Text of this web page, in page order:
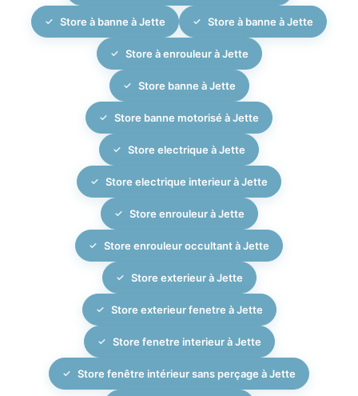
aux détails.
Store à banne à Jette Store à banne à Jette
Store à enrouleur à Jette
Store banne à Jette
Store banne motorisé à Jette
Store electrique à Jette
Store electrique interieur à Jette
Store enrouleur à Jette
Store enrouleur occultant à Jette
Store exterieur à Jette
Store exterieur fenetre à Jette
Store fenetre interieur à Jette
Store fenêtre intérieur sans perçage à Jette